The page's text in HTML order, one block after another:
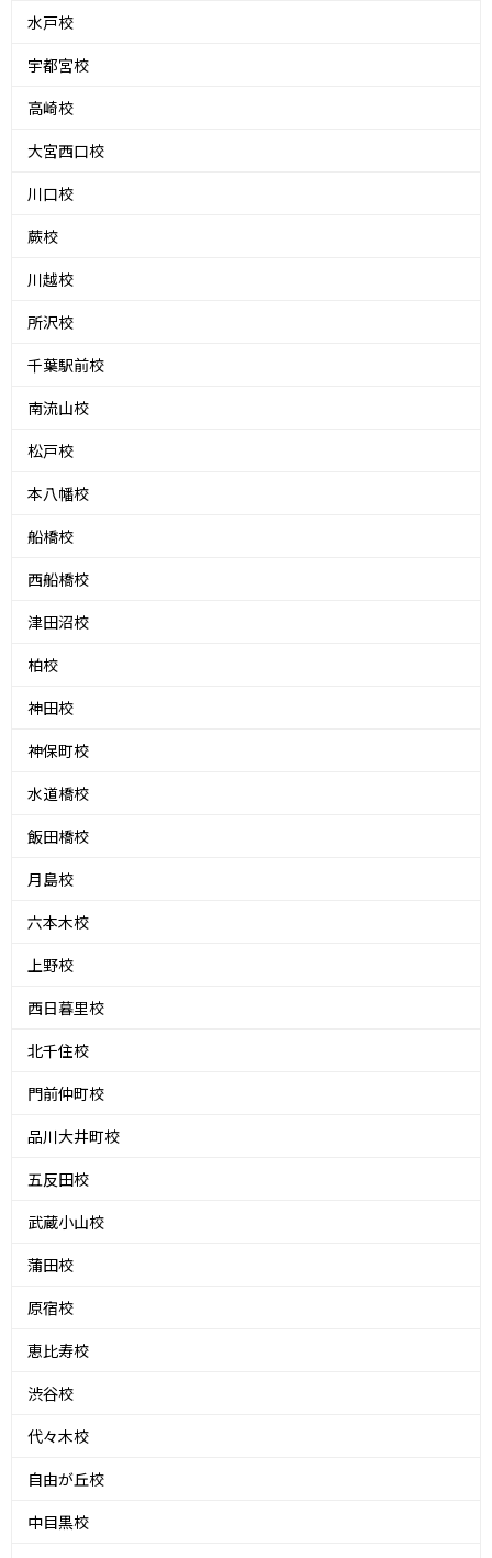
水戸校
宇都宮校
高崎校
大宮西口校
川口校
蕨校
川越校
所沢校
千葉駅前校
南流山校
松戸校
本八幡校
船橋校
西船橋校
津田沼校
柏校
神田校
神保町校
水道橋校
飯田橋校
月島校
六本木校
上野校
西日暮里校
北千住校
門前仲町校
品川大井町校
五反田校
武蔵小山校
蒲田校
原宿校
恵比寿校
渋谷校
代々木校
自由が丘校
中目黒校